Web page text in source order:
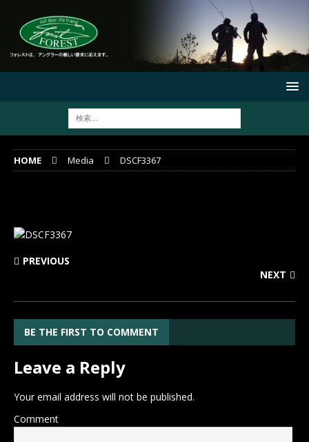
HOME Media DSCF3367
PREVIOUS
NEXT
BE THE FIRST TO COMMENT
Leave a Reply
Your email address will not be published.
Comment